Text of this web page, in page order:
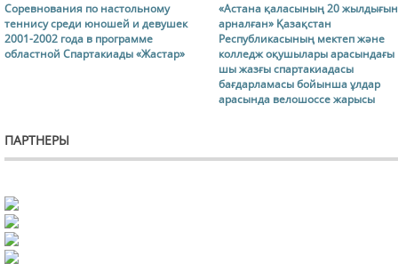
Соревнования по настольному
теннису среди юношей и девушек
2001-2002 года в программе
областной Спартакиады «Жастар»
«Астана қаласының 20
арналған» Қазақстан
Республикасының мектеп және
колледж оқушылары арасындағы
шы жазғы спартакиадасы
бағдарламасы бойынша ұлдар
арасында велошоссе жарысы
ПАРТНЕРЫ